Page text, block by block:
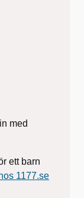
med
ett barn
1177.se